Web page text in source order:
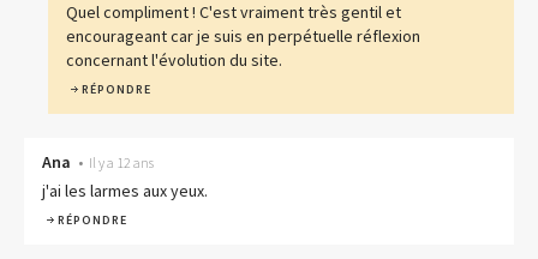
Quel compliment ! C'est vraiment très gentil et
encourageant car je suis en perpétuelle réflexion
concernant l'évolution du site.
RÉPONDRE
Ana • Il y a 12 ans
j'ai les larmes aux yeux.
RÉPONDRE